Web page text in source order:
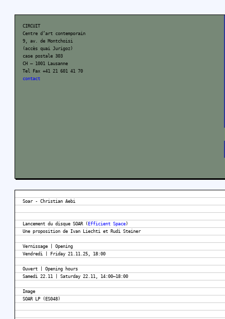
CIRCUIT
Centre d’art contemporain
9, av. de Montchoisi
(accès quai Jurigoz)
case postale 303
CH – 1001 Lausanne
Tel Fax +41 21 601 41 70
contact
Soar - Christian Aebi
Lancement du disque SOAR ( Efficient Space)
Une proposition de Ivan Liechti et Rudi Steiner
Vernissage | Opening
Vendredi | Friday 21.11.25, 18:00
Ouvert | Opening hours
Samedi 22.11 | Saturday 22.11, 14:00–18:00
Image
SOAR LP (ES048)